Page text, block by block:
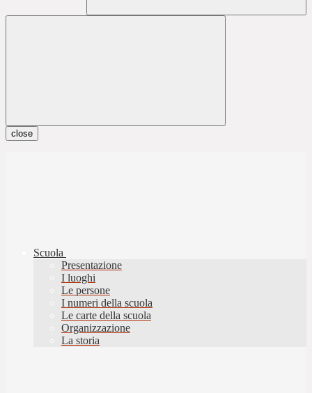
close
Scuola
Presentazione
I luoghi
Le persone
I numeri della scuola
Le carte della scuola
Organizzazione
La storia